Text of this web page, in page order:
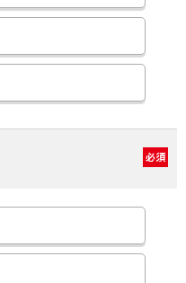
必須